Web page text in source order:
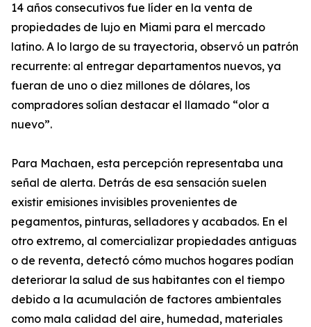
14 años consecutivos fue líder en la venta de
propiedades de lujo en Miami para el mercado
latino. A lo largo de su trayectoria, observó un patrón
recurrente: al entregar departamentos nuevos, ya
fueran de uno o diez millones de dólares, los
compradores solían destacar el llamado “olor a
nuevo”.
Para Machaen, esta percepción representaba una
señal de alerta. Detrás de esa sensación suelen
existir emisiones invisibles provenientes de
pegamentos, pinturas, selladores y acabados. En el
otro extremo, al comercializar propiedades antiguas
o de reventa, detectó cómo muchos hogares podían
deteriorar la salud de sus habitantes con el tiempo
debido a la acumulación de factores ambientales
como mala calidad del aire, humedad, materiales